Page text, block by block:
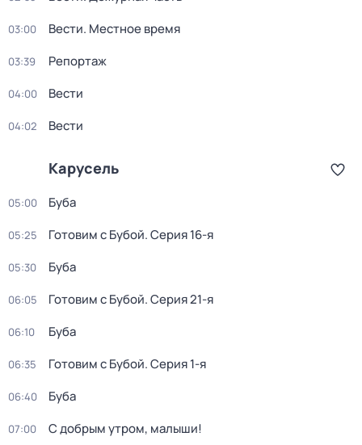
03:00 Вести. Местное время
03:39 Репортаж
04:00 Вести
04:02 Вести
Карусель
05:00 Буба
05:25 Готовим с Бубой. Серия 16-я
05:30 Буба
06:05 Готовим с Бубой. Серия 21-я
06:10 Буба
06:35 Готовим с Бубой. Серия 1-я
06:40 Буба
07:00 С добрым утром, малыши!